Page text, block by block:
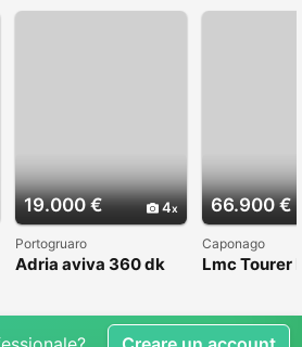
19.000 € 4
Portogruaro
Adria aviva 360 dk
66.900 €
Caponago
Lmc Tourer